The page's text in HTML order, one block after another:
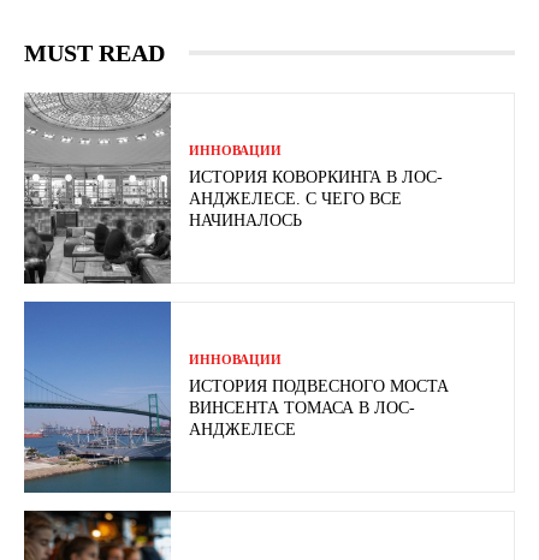
MUST READ
ИННОВАЦИИ
ИСТОРИЯ КОВОРКИНГА В ЛОС-
АНДЖЕЛЕСЕ. С ЧЕГО ВСЕ
НАЧИНАЛОСЬ
ИННОВАЦИИ
ИСТОРИЯ ПОДВЕСНОГО МОСТА
ВИНСЕНТА ТОМАСА В ЛОС-
АНДЖЕЛЕСЕ